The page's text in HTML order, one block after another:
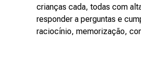
crianças cada, todas com
responder a perguntas e
raciocínio, memorização,